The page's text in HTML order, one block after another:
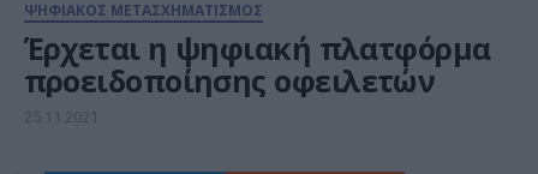
ΨΗΦΙΑΚΟΣ ΜΕΤΑΣΧΗΜΑΤΙΣΜΟΣ
Έρχεται η ψηφιακή πλατφόρμα
προειδοποίησης οφειλετών
25.11.2021